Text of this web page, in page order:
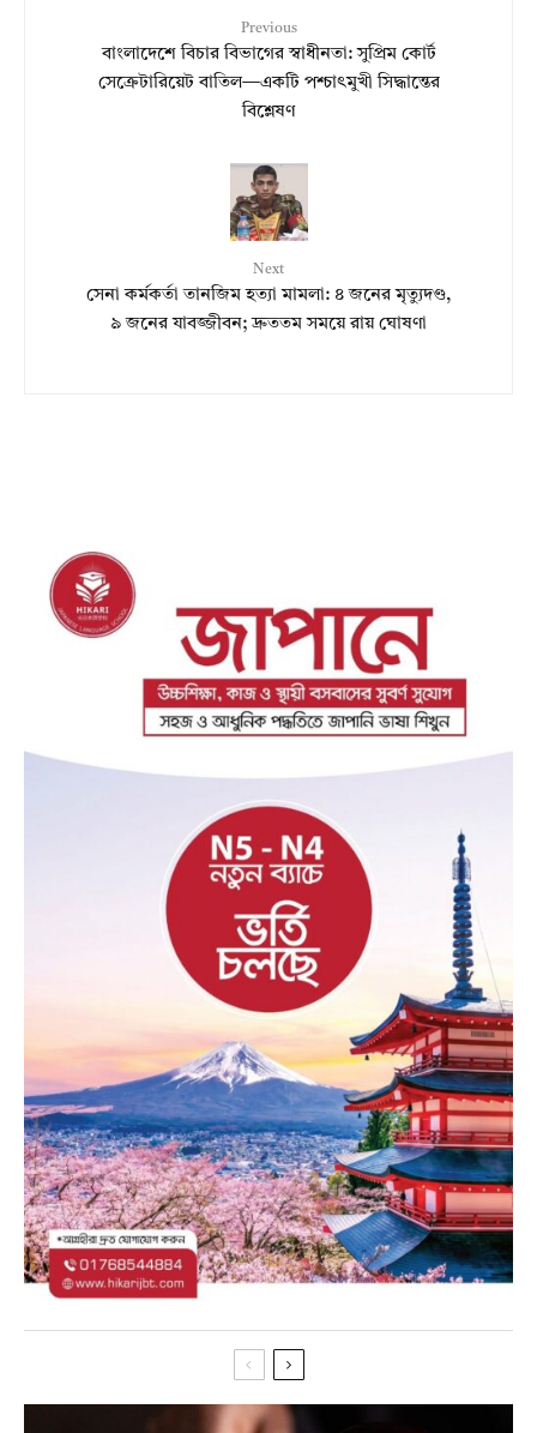
Previous
বাংলাদেশে বিচার বিভাগের স্বাধীনতা: সুপ্রিম কোর্ট
সেক্রেটারিয়েট বাতিল—একটি পশ্চাৎমুখী সিদ্ধান্তের
বিশ্লেষণ
Next
সেনা কর্মকর্তা তানজিম হত্যা মামলা: ৪ জনের মৃত্যুদণ্ড,
৯ জনের যাবজ্জীবন; দ্রুততম সময়ে রায় ঘোষণা